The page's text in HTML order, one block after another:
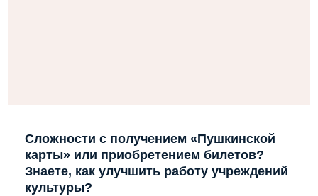
Сложности с получением «Пушкинской
карты» или приобретением билетов?
Знаете, как улучшить работу учреждений
культуры?